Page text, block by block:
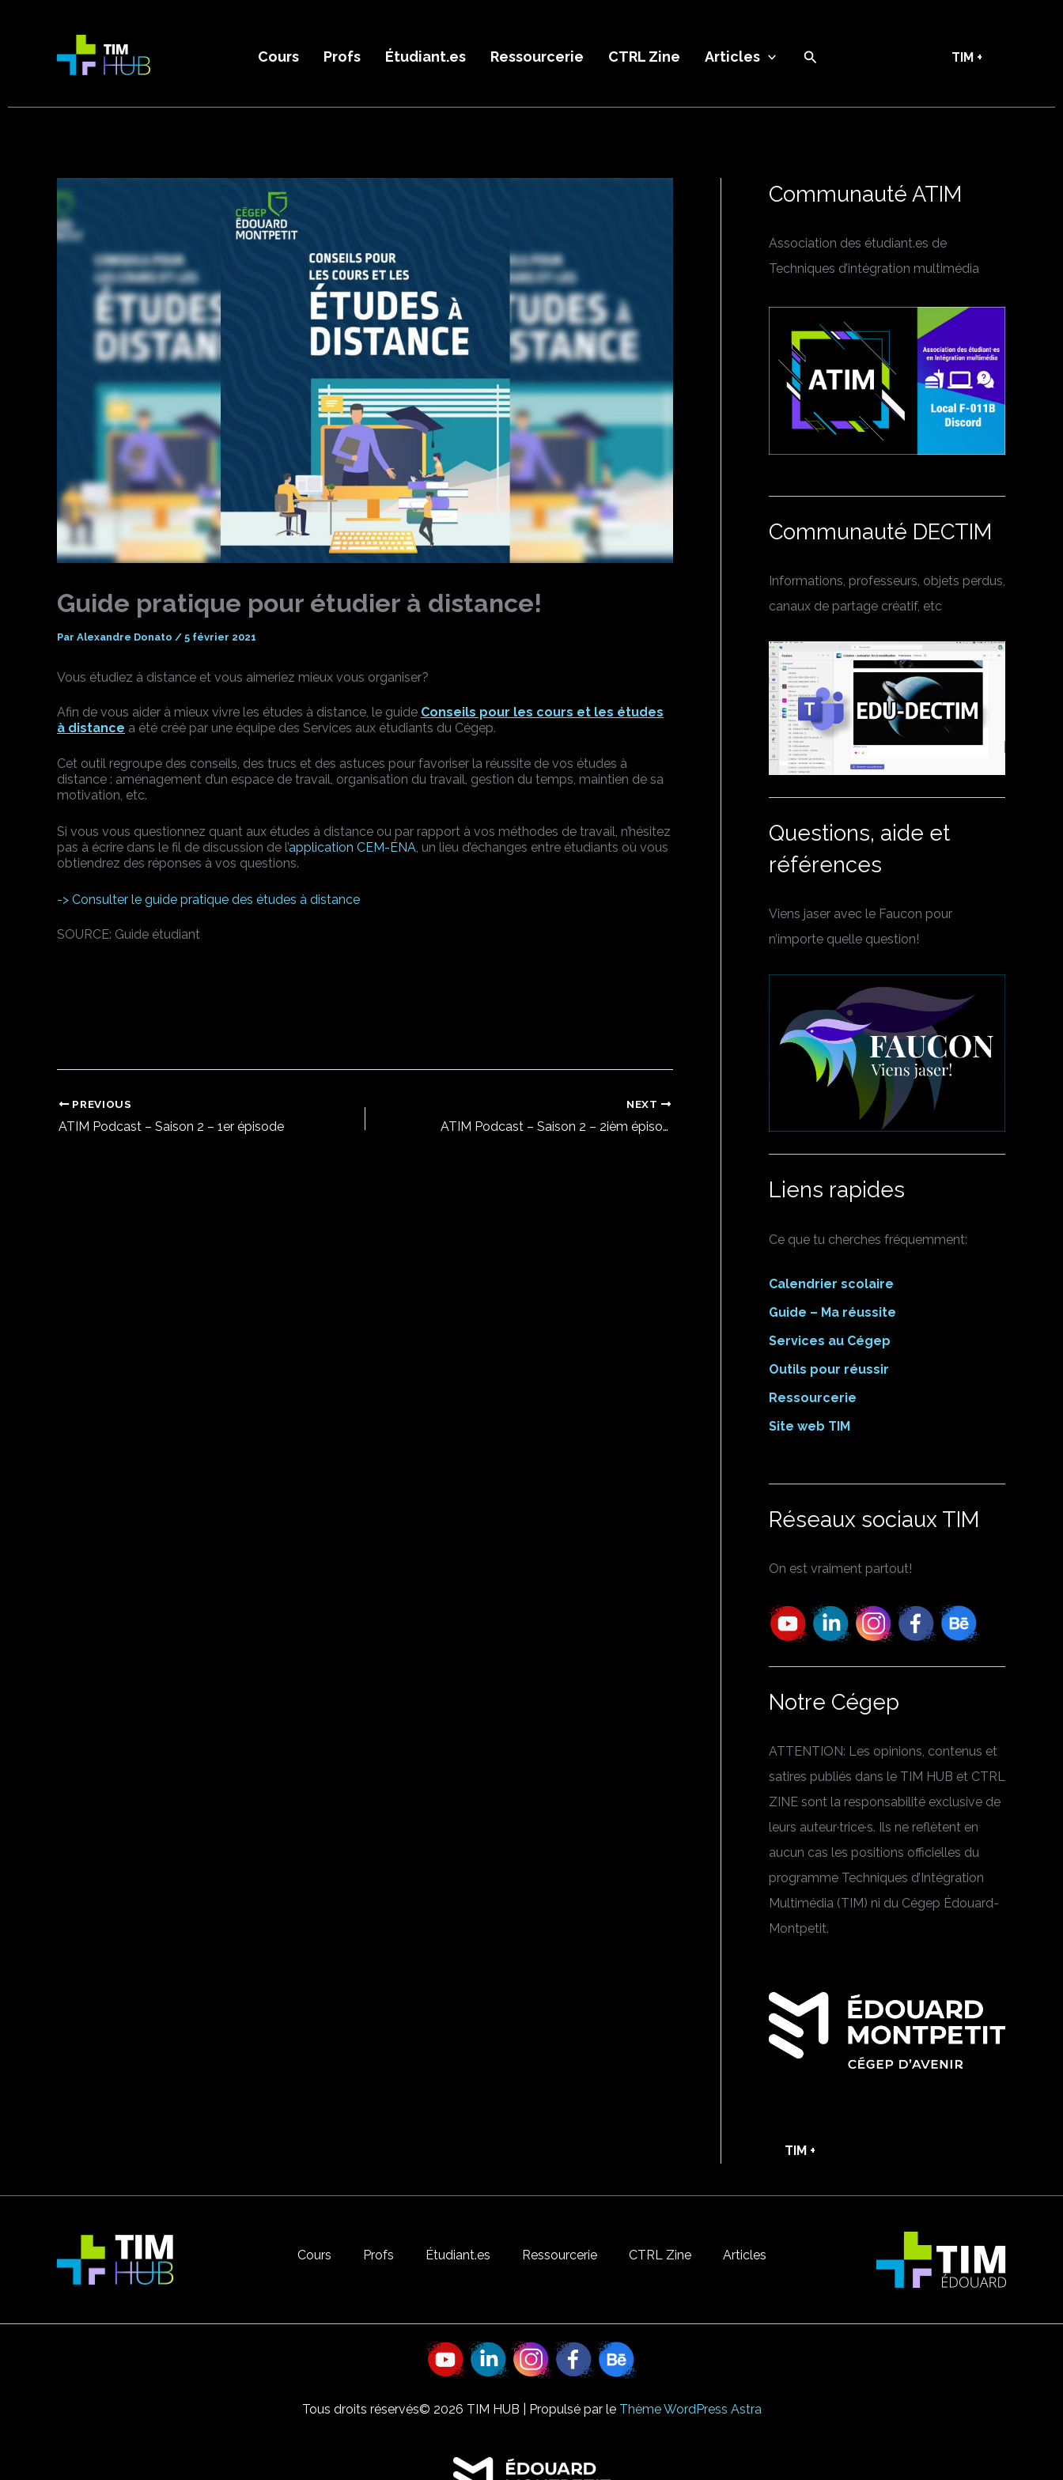
Cours Profs Étudiant.es Ressourcerie CTRL Zine Articles Recherche TIM +
Guide pratique pour étudier à distance!
Par Alexandre Donato / 5 février 2021
Vous étudiez à distance et vous aimeriez mieux vous organiser?
Afin de vous aider à mieux vivre les études à distance, le guide Conseils pour les cours et les études
à distance a été créé par une équipe des Services aux étudiants du Cégep.
Cet outil regroupe des conseils, des trucs et des astuces pour favoriser la réussite de vos études à
distance : aménagement d’un espace de travail, organisation du travail, gestion du temps, maintien de sa
motivation, etc.
Si vous vous questionnez quant aux études à distance ou par rapport à vos méthodes de travail, n’hésitez
pas à écrire dans le fil de discussion de l’application CEM-ÉNA, un lieu d’échanges entre étudiants où vous
obtiendrez des réponses à vos questions.
-> Consulter le guide pratique des études à distance
SOURCE: Guide étudiant
PREVIOUS
ATIM Podcast – Saison 2 – 1er épisode
NEXT
ATIM Podcast – Saison 2 – 2ièm épisode
Communauté ATIM
Association des étudiant.es de
Techniques d’intégration multimédia
Communauté DECTIM
Informations, professeurs, objets perdus,
canaux de partage créatif, etc
Questions, aide et
références
Viens jaser avec le Faucon pour
n’importe quelle question!
Liens rapides
Ce que tu cherches fréquemment:
Calendrier scolaire
Guide – Ma réussite
Services au Cégep
Outils pour réussir
Ressourcerie
Site web TIM
Réseaux sociaux TIM
On est vraiment partout!
Notre Cégep
ATTENTION: Les opinions, contenus et
satires publiés dans le TIM HUB et CTRL
ZINE sont la responsabilité exclusive de
leurs auteur·trice·s. Ils ne reflètent en
aucun cas les positions officielles du
programme Techniques d’Intégration
Multimédia (TIM) ni du Cégep Édouard-
Montpetit.
TIM +
Cours Profs Étudiant.es Ressourcerie CTRL Zine Articles
Tous droits réservés© 2026 TIM HUB | Propulsé par le Thème WordPress Astra